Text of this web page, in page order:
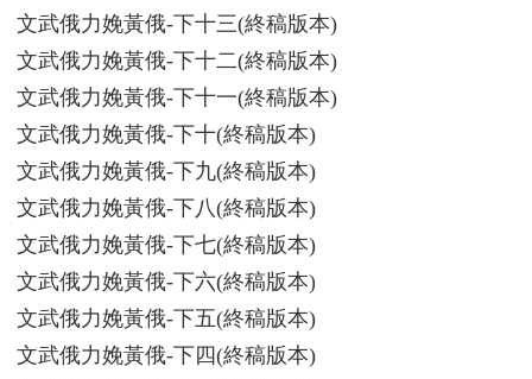
文武俄力娩黃俄-下十三(終稿版本)
文武俄力娩黃俄-下十二(終稿版本)
文武俄力娩黃俄-下十一(終稿版本)
文武俄力娩黃俄-下十(終稿版本)
文武俄力娩黃俄-下九(終稿版本)
文武俄力娩黃俄-下八(終稿版本)
文武俄力娩黃俄-下七(終稿版本)
文武俄力娩黃俄-下六(終稿版本)
文武俄力娩黃俄-下五(終稿版本)
文武俄力娩黃俄-下四(終稿版本)